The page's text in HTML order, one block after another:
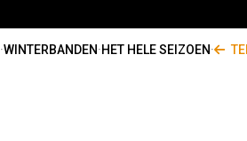
·WINTERBANDEN·HET HELE SEIZOEN·